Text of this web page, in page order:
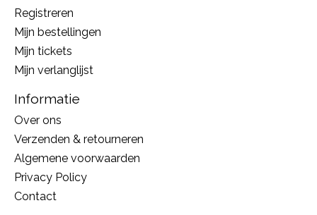
Registreren
Mijn bestellingen
Mijn tickets
Mijn verlanglijst
Informatie
Over ons
Verzenden & retourneren
Algemene voorwaarden
Privacy Policy
Contact